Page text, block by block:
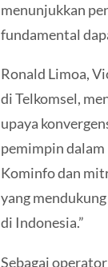
menunjukkan
fundamental
Ronald Limoa,
di Telkomsel,
upaya
pemimpin dalam
Kominfo dan
yang
di Indonesia.”
Sebagai